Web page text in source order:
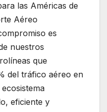
las Américas de
Aéreo
es
nuestros
que
del tráfico aéreo en
eficiente y